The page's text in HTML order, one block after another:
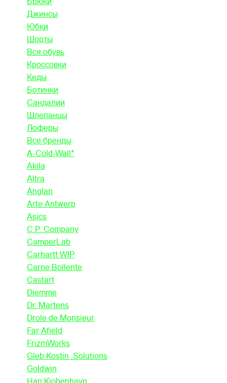
Брюки
Джинсы
Юбки
Шорты
Вся обувь
Кроссовки
Кеды
Ботинки
Сандалии
Шлепанцы
Лоферы
Все бренды
A-Cold-Wall*
Akila
Altra
Anglan
Arte Antwerp
Asics
C.P. Company
CamperLab
Carhartt WIP
Carne Bollente
Castart
Diemme
Dr. Martens
Drole de Monsieur
Far Afield
FrizmWorks
Gleb Kostin .Solutions
Goldwin